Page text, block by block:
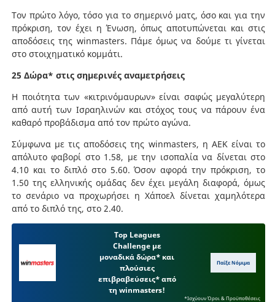
Τον πρώτο λόγο, τόσο για το σημερινό ματς, όσο και για την
πρόκριση, τον έχει η Ένωση, όπως αποτυπώνεται και στις
αποδόσεις της winmasters. Πάμε όμως να δούμε τι γίνεται
στο στοιχηματικό κομμάτι.
25 Δώρα* στις σημερινές αναμετρήσεις
Η ποιότητα των «κιτρινόμαυρων» είναι σαφώς μεγαλύτερη
από αυτή των Ισραηλινών και στόχος τους να πάρουν ένα
καθαρό προβάδισμα από τον πρώτο αγώνα.
Σύμφωνα με τις αποδόσεις της winmasters, η ΑΕΚ είναι το
απόλυτο φαβορί στο 1.58, με την ισοπαλία να δίνεται στο
4.10 και το διπλό στο 5.60. Όσον αφορά την πρόκριση, το
1.50 της ελληνικής ομάδας δεν έχει μεγάλη διαφορά, όμως
το σενάριο να προχωρήσει η Χάποελ δίνεται χαμηλότερα
από το διπλό της, στο 2.40.
Τοp Leagues
Challenge με
μοναδικά δώρα* και
πλούσιες
επιβραβεύσεις* από
τη winmasters!
Παίξε Νόμιμα
*Ισχύουν Όροι & Προϋποθέσεις